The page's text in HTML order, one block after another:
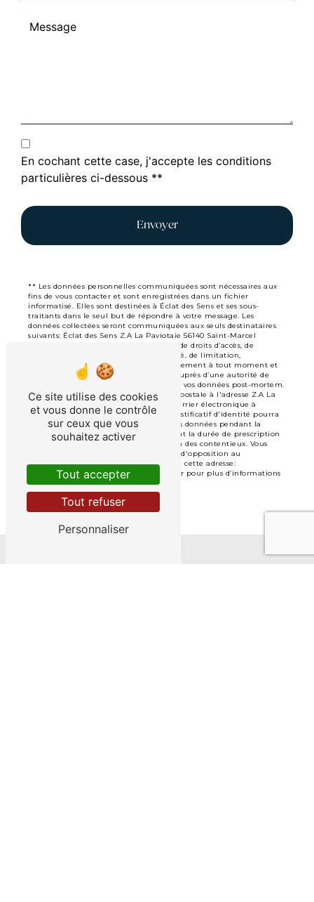
En cochant cette case, j'accepte les conditions
particulières ci-dessous **
Envoyer
** Les données personnelles communiquées sont nécessaires aux
fins de vous contacter et sont enregistrées dans un fichier
informatisé. Elles sont destinées à Éclat des Sens et ses sous-
traitants dans le seul but de répondre à votre message. Les
données collectées seront communiquées aux seuls destinataires
suivants: Éclat des Sens Z.A La Paviotaie 56140 Saint-Marcel
eclatdessens@hotmail.fr. Vous disposez de droits d’accès, de
rectification, d’effacement, de portabilité, de limitation,
d’opposition, de retrait de votre consentement à tout moment et
du droit d’introduire une réclamation auprès d’une autorité de
contrôle, ainsi que d’organiser le sort de vos données post-mortem.
Vous pouvez exercer ces droits par voie postale à l'adresse Z.A La
Paviotaie 56140 Saint-Marcel ou par courrier électronique à
l'adresse eclatdessens@hotmail.fr. Un justificatif d'identité pourra
vous être demandé. Nous conservons vos données pendant la
période de prise de contact puis pendant la durée de prescription
légale aux fins probatoires et de gestion des contentieux. Vous
avez le droit de vous inscrire sur la liste d'opposition au
démarchage téléphonique, disponible à cette adresse:
Bloctel.gouv.fr. Consultez le site cnil.fr pour plus d’informations
sur vos droits.
Ce site utilise des cookies
et vous donne le contrôle
sur ceux que vous
souhaitez activer
Tout accepter
Tout refuser
Personnaliser